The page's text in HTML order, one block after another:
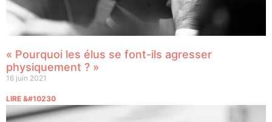
« Pourquoi les élus se font-ils agresser
physiquement ? »
16 juin 2021
LIRE &#10230